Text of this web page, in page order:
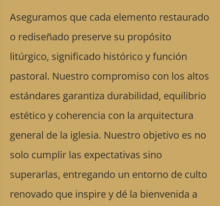
Aseguramos que cada elemento restaurado
o rediseñado preserve su propósito
litúrgico, significado histórico y función
pastoral. Nuestro compromiso con los altos
estándares garantiza durabilidad, equilibrio
estético y coherencia con la arquitectura
general de la iglesia. Nuestro objetivo es no
solo cumplir las expectativas sino
superarlas, entregando un entorno de culto
renovado que inspire y dé la bienvenida a